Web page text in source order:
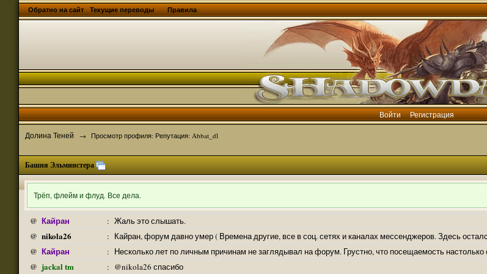
Обратно на сайт Текущие переводы Правила
Войти Регистрация
Долина Теней → Просмотр профиля: Репутация: Abbat_dl
Башня Эльминстера
Трёп, флейм и флуд. Все дела.
@ Кайран : Жаль это слышать.
@ nikola26 : Кайран, форум давно умер ( Времена другие, все в соц. сетях и каналах мессенджеров. Здесь
@ Кайран : Несколько лет по личным причинам не заглядывал на форум. Грустно, что посещаемость настолько
@ jackal tm : @nikola26 спасибо